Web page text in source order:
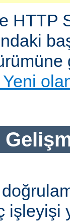
HTTP
işleyişi